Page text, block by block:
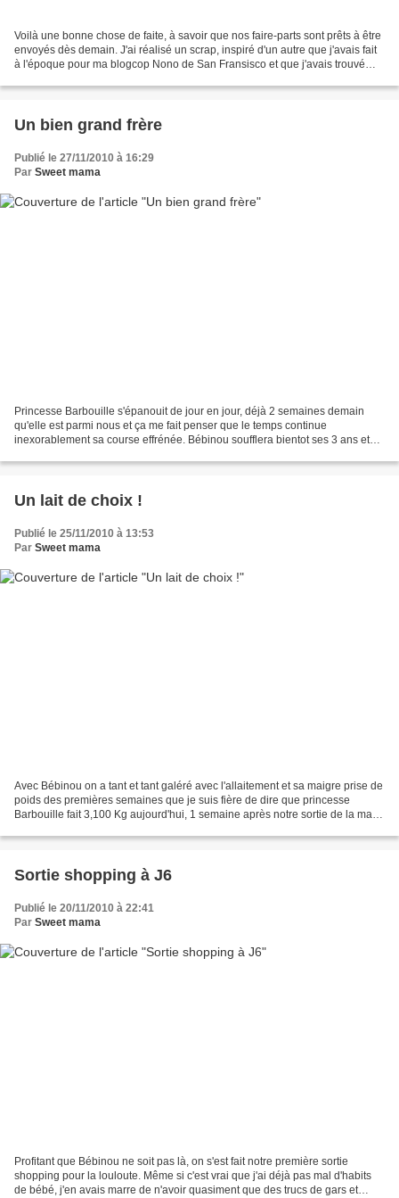
Voilà une bonne chose de faite, à savoir que nos faire-parts sont prêts à être
envoyés dès demain. J'ai réalisé un scrap, inspiré d'un autre que j'avais fait
à l'époque pour ma blogcop Nono de San Fransisco et que j'avais trouvé
Un bien grand frère
Publié le 27/11/2010 à 16:29
Par Sweet mama
Princesse Barbouille s'épanouit de jour en jour, déjà 2 semaines demain
qu'elle est parmi nous et ça me fait penser que le temps continue
inexorablement sa course effrénée. Bébinou soufflera bientot ses 3 ans et
Un lait de choix !
Publié le 25/11/2010 à 13:53
Par Sweet mama
Avec Bébinou on a tant et tant galéré avec l'allaitement et sa maigre prise de
poids des premières semaines que je suis fière de dire que princesse
Barbouille fait 3,100 Kg aujourd'hui, 1 semaine après notre sortie de la mat'
Sortie shopping à J6
Publié le 20/11/2010 à 22:41
Par Sweet mama
Profitant que Bébinou ne soit pas là, on s'est fait notre première sortie
shopping pour la louloute. Même si c'est vrai que j'ai déjà pas mal d'habits
de bébé, j'en avais marre de n'avoir quasiment que des trucs de gars et